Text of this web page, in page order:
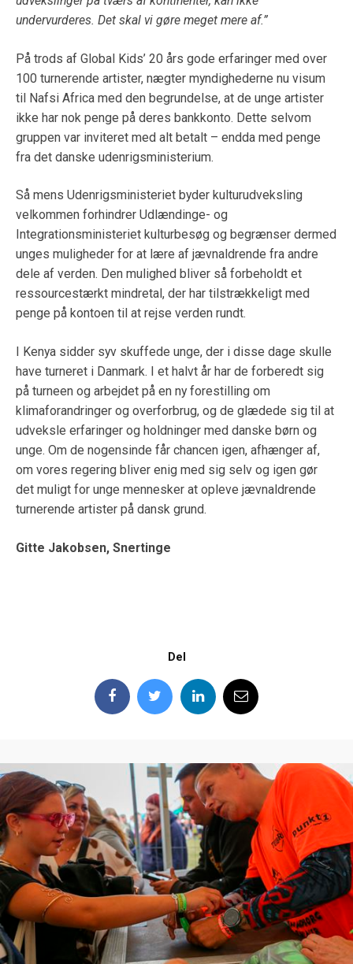
undervurderes. Det skal vi gøre meget mere af.”
På trods af Global Kids’ 20 års gode erfaringer med over
100 turnerende artister, nægter myndighederne nu visum
til Nafsi Africa med den begrundelse, at de unge artister
ikke har nok penge på deres bankkonto. Dette selvom
gruppen var inviteret med alt betalt – endda med penge
fra det danske udenrigsministerium.
Så mens Udenrigsministeriet byder kulturudveksling
velkommen forhindrer Udlændinge- og
Integrationsministeriet kulturbesøg og begrænser dermed
unges muligheder for at lære af jævnaldrende fra andre
dele af verden. Den mulighed bliver så forbeholdt et
ressourcestærkt mindretal, der har tilstrækkeligt med
penge på kontoen til at rejse verden rundt.
I Kenya sidder syv skuffede unge, der i disse dage skulle
have turneret i Danmark. I et halvt år har de forberedt sig
på turneen og arbejdet på en ny forestilling om
klimaforandringer og overforbrug, og de glædede sig til at
udveksle erfaringer og holdninger med danske børn og
unge. Om de nogensinde får chancen igen, afhænger af,
om vores regering bliver enig med sig selv og igen gør
det muligt for unge mennesker at opleve jævnaldrende
turnerende artister på dansk grund.
Gitte Jakobsen, Snertinge
Del